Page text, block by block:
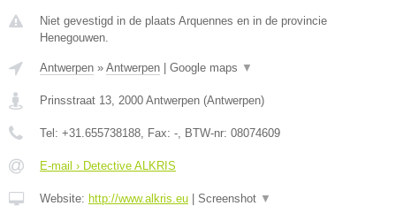
Niet gevestigd in de plaats Arquennes en in de provincie
Henegouwen.
Antwerpen » Antwerpen Google maps ▼
Prinsstraat 13 2000 Antwerpen (Antwerpen)
Tel: +31.655738188 , Fax: - , BTW-nr: 08074609
E-mail › Detective ALKRIS
Website: http://www.alkris.eu Screenshot ▼